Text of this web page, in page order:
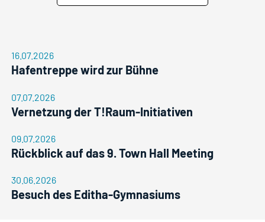
16.07.2026
Hafentreppe wird zur Bühne
07.07.2026
Vernetzung der T!Raum-Initiativen
09.07.2026
Rückblick auf das 9. Town Hall Meeting
30.06.2026
Besuch des Editha-Gymnasiums